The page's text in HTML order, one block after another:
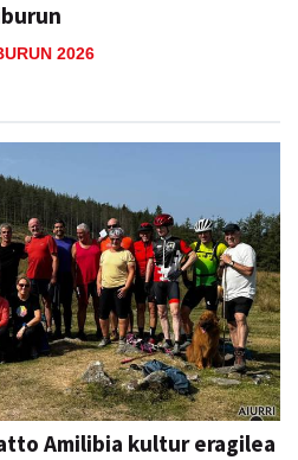
2026
Amilibia kultur eragilea